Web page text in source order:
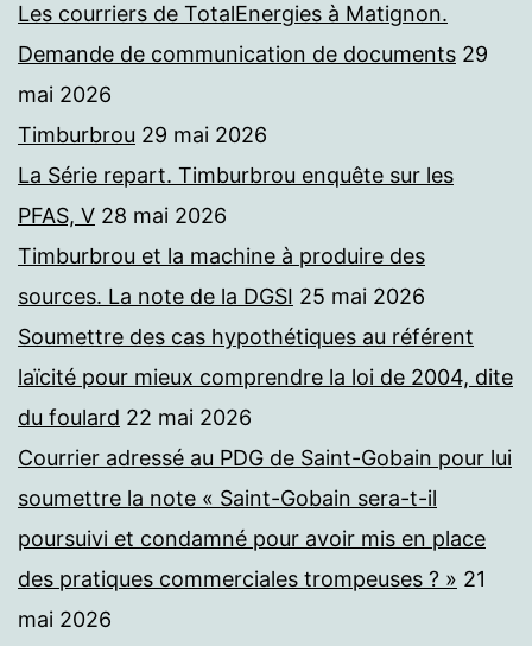
Les courriers de TotalEnergies à Matignon.
Demande de communication de documents 29
mai 2026
Timburbrou 29 mai 2026
La Série repart. Timburbrou enquête sur les
PFAS, V 28 mai 2026
Timburbrou et la machine à produire des
sources. La note de la DGSI 25 mai 2026
Soumettre des cas hypothétiques au référent
laïcité pour mieux comprendre la loi de 2004, dite
du foulard 22 mai 2026
Courrier adressé au PDG de Saint-Gobain pour lui
soumettre la note « Saint-Gobain sera-t-il
poursuivi et condamné pour avoir mis en place
des pratiques commerciales trompeuses ? » 21
mai 2026